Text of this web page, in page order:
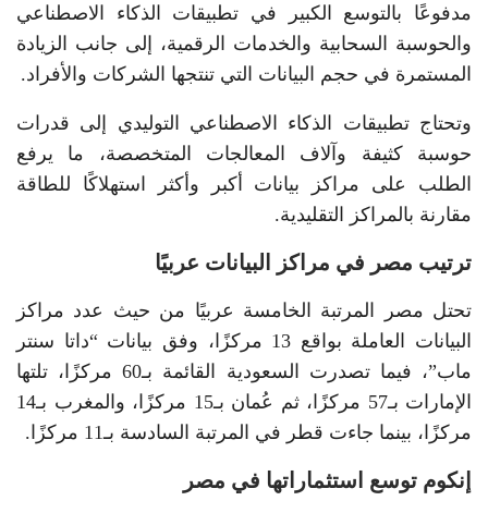
مدفوعًا بالتوسع الكبير في تطبيقات الذكاء الاصطناعي
والحوسبة السحابية والخدمات الرقمية، إلى جانب الزيادة
المستمرة في حجم البيانات التي تنتجها الشركات والأفراد.
وتحتاج تطبيقات الذكاء الاصطناعي التوليدي إلى قدرات
حوسبة كثيفة وآلاف المعالجات المتخصصة، ما يرفع
الطلب على مراكز بيانات أكبر وأكثر استهلاكًا للطاقة
مقارنة بالمراكز التقليدية.
ترتيب مصر في مراكز البيانات عربيًا
تحتل مصر المرتبة الخامسة عربيًا من حيث عدد مراكز
البيانات العاملة بواقع 13 مركزًا، وفق بيانات “داتا سنتر
ماب”، فيما تصدرت السعودية القائمة بـ60 مركزًا، تلتها
الإمارات بـ57 مركزًا، ثم عُمان بـ15 مركزًا، والمغرب بـ14
مركزًا، بينما جاءت قطر في المرتبة السادسة بـ11 مركزًا.
إنكوم توسع استثماراتها في مصر